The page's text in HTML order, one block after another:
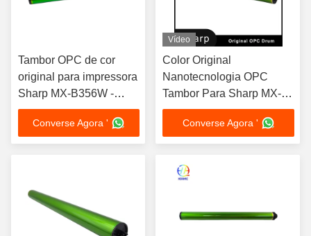
Tambor OPC de cor
original para impressora
Sharp MX-B356W -
Tambor de
fotocondutores
orgânicos para
Converse Agora '
Vídeo
Color Original
Nanotecnologia OPC
Tambor Para Sharp MX-
M6050 M6051 M6070
M6071 Impressora
Imagem Tambor
Converse Agora '